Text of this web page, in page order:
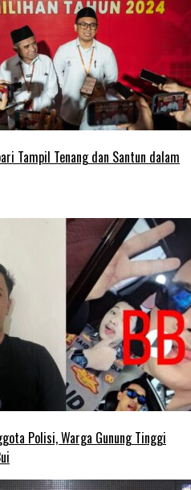
Tampil Tenang dan Santun dalam
Polisi, Warga Gunung Tinggi